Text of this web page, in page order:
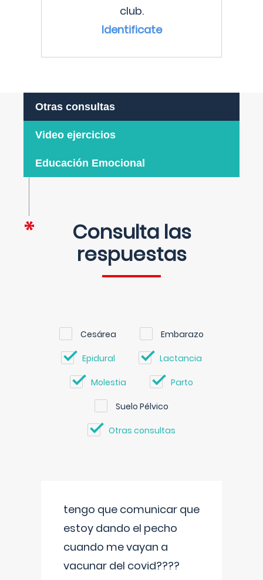
club.
Identificate
Otras consultas
Video ejercicios
Educación Emocional
Consulta las
respuestas
Cesárea Embarazo
Epidural Lactancia
Molestia Parto
Suelo Pélvico
Otras consultas
tengo que comunicar que
estoy dando el pecho
cuando me vayan a
vacunar del covid????